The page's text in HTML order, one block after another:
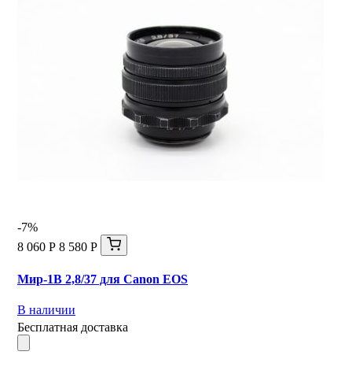
-7%
8 060 Р 8 580 Р
Мир-1В 2,8/37 для Canon EOS
В наличии
Бесплатная доставка